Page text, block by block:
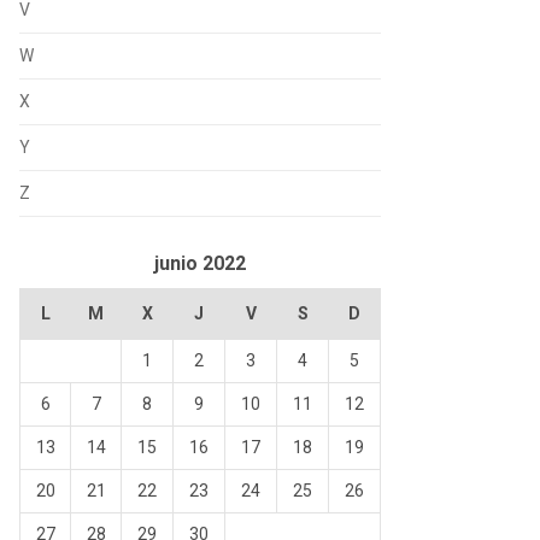
V
W
X
Y
Z
junio 2022
L M X J V S D
1 2 3 4 5
6 7 8 9 10 11 12
13 14 15 16 17 18 19
20 21 22 23 24 25 26
27 28 29 30